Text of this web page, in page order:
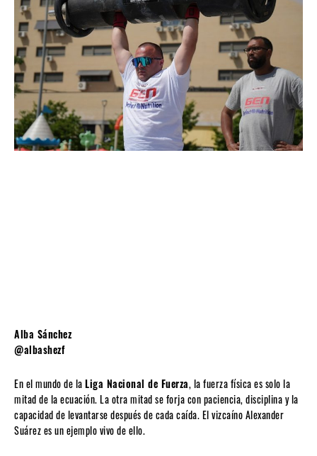
Alba Sánchez
@albashezf
En el mundo de laLiga Nacional de Fuerza, la fuerza física es solo la
mitad de la ecuación. La otra mitad se forja con paciencia, disciplina y la
capacidad de levantarse después de cada caída. El vizcaíno Alexander
Suárez es un ejemplo vivo de ello.